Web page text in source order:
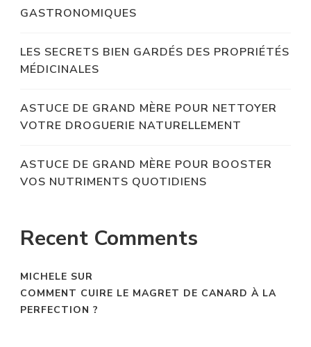
GASTRONOMIQUES
LES SECRETS BIEN GARDÉS DES PROPRIÉTÉS
MÉDICINALES
ASTUCE DE GRAND MÈRE POUR NETTOYER
VOTRE DROGUERIE NATURELLEMENT
ASTUCE DE GRAND MÈRE POUR BOOSTER
VOS NUTRIMENTS QUOTIDIENS
Recent Comments
MICHELE SUR
COMMENT CUIRE LE MAGRET DE CANARD À LA
PERFECTION ?